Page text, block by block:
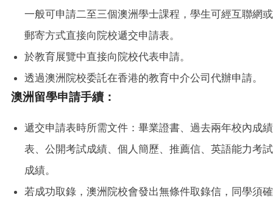
一般可申請二至三個澳洲學士課程，學生可經互聯網或
郵寄方式直接向院校遞交申請表。
於教育展覽中直接向院校代表申請。
透過澳洲院校委託在香港的教育中介公司代辦申請。
澳洲留學申請手續：
遞交申請表時所需文件：畢業證書、過去兩年校內成績
表、公開考試成績、個人簡歷、推薦信、英語能力考試
成績。
若成功取錄，澳洲院校會發出無條件取錄信，同學須確